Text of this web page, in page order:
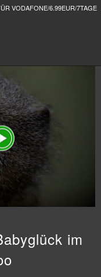
VODAFONE/6.99EUR/7TAGE
im